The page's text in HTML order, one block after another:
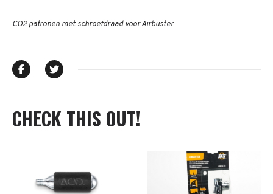
CO2 patronen met schroefdraad voor Airbuster
CHECK THIS OUT!